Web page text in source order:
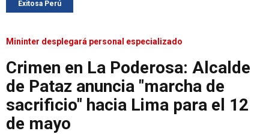
Exitosa Perú
Mininter desplegará personal especializado
Crimen en La Poderosa: Alcalde
de Pataz anuncia "marcha de
sacrificio" hacia Lima para el 12
de mayo